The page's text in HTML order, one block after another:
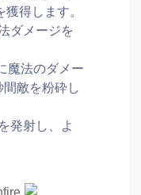
得します。
ダメージを
魔法のダメー
敵を粉砕し
発射し、よ